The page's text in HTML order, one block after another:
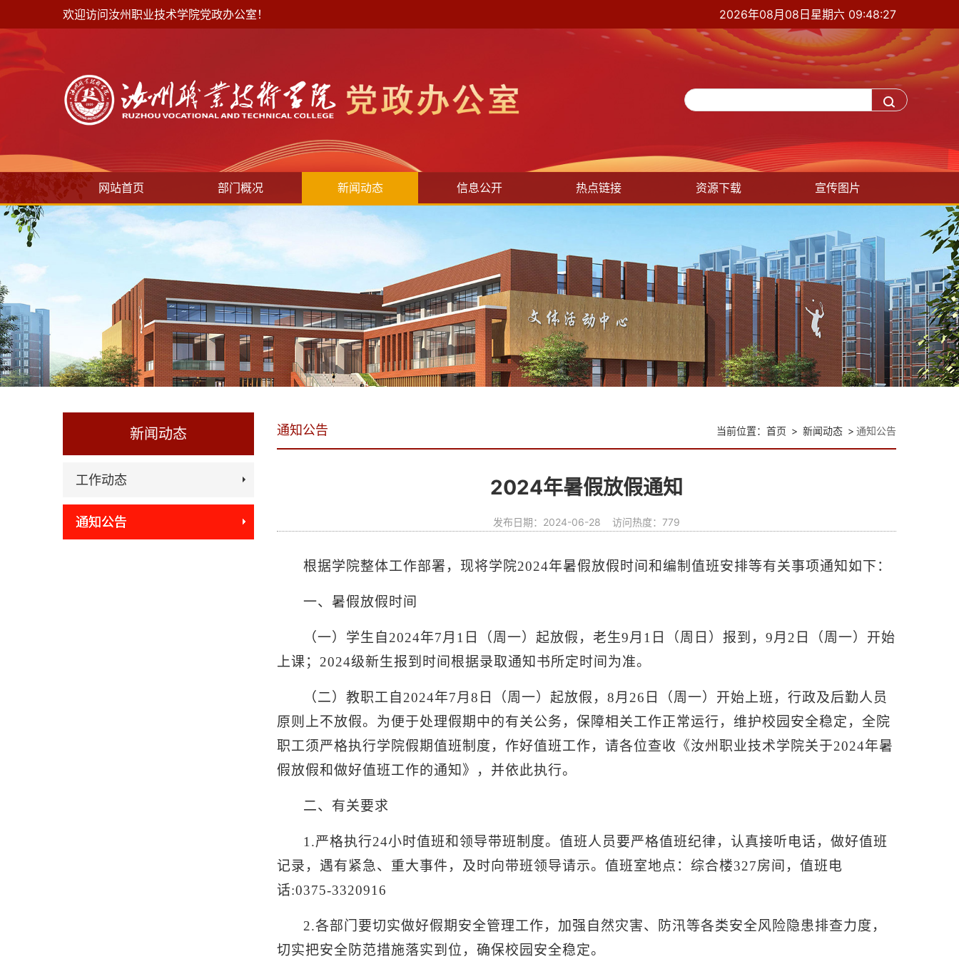
欢迎访问汝州职业技术学院党政办公室！ 2026年08月08日星期六 09:48:28
网站首页 部门概况 新闻动态 信息公开 热点链接 资源下载 宣传图片
新闻动态
工作动态
通知公告
当前位置： 首页 > 新闻动态 > 通知公告
通知公告
2024年暑假放假通知
发布日期：2024-06-28 访问热度： 779
根据学院整体工作部署，现将学院2024年暑假放假时间和编制值班安排等有关事项通知如下：
一、暑假放假时间
（一）学生自2024年7月1日（周一）起放假，老生9月1日（周日）报到，9月2日（周一）开始
上课；2024级新生报到时间根据录取通知书所定时间为准。
（二）教职工自2024年7月8日（周一）起放假，8月26日（周一）开始上班，行政及后勤人员
原则上不放假。为便于处理假期中的有关公务，保障相关工作正常运行，维护校园安全稳定，全院
职工须严格执行学院假期值班制度，作好值班工作，请各位查收《汝州职业技术学院关于2024年暑
假放假和做好值班工作的通知》，并依此执行。
二、有关要求
1.严格执行24小时值班和领导带班制度。值班人员要严格值班纪律，认真接听电话，做好值班
记录，遇有紧急、重大事件，及时向带班领导请示。值班室地点：综合楼327房间，值班电
话:0375-3320916
2.各部门要切实做好假期安全管理工作，加强自然灾害、防汛等各类安全风险隐患排查力度，
切实把安全防范措施落实到位，确保校园安全稳定。